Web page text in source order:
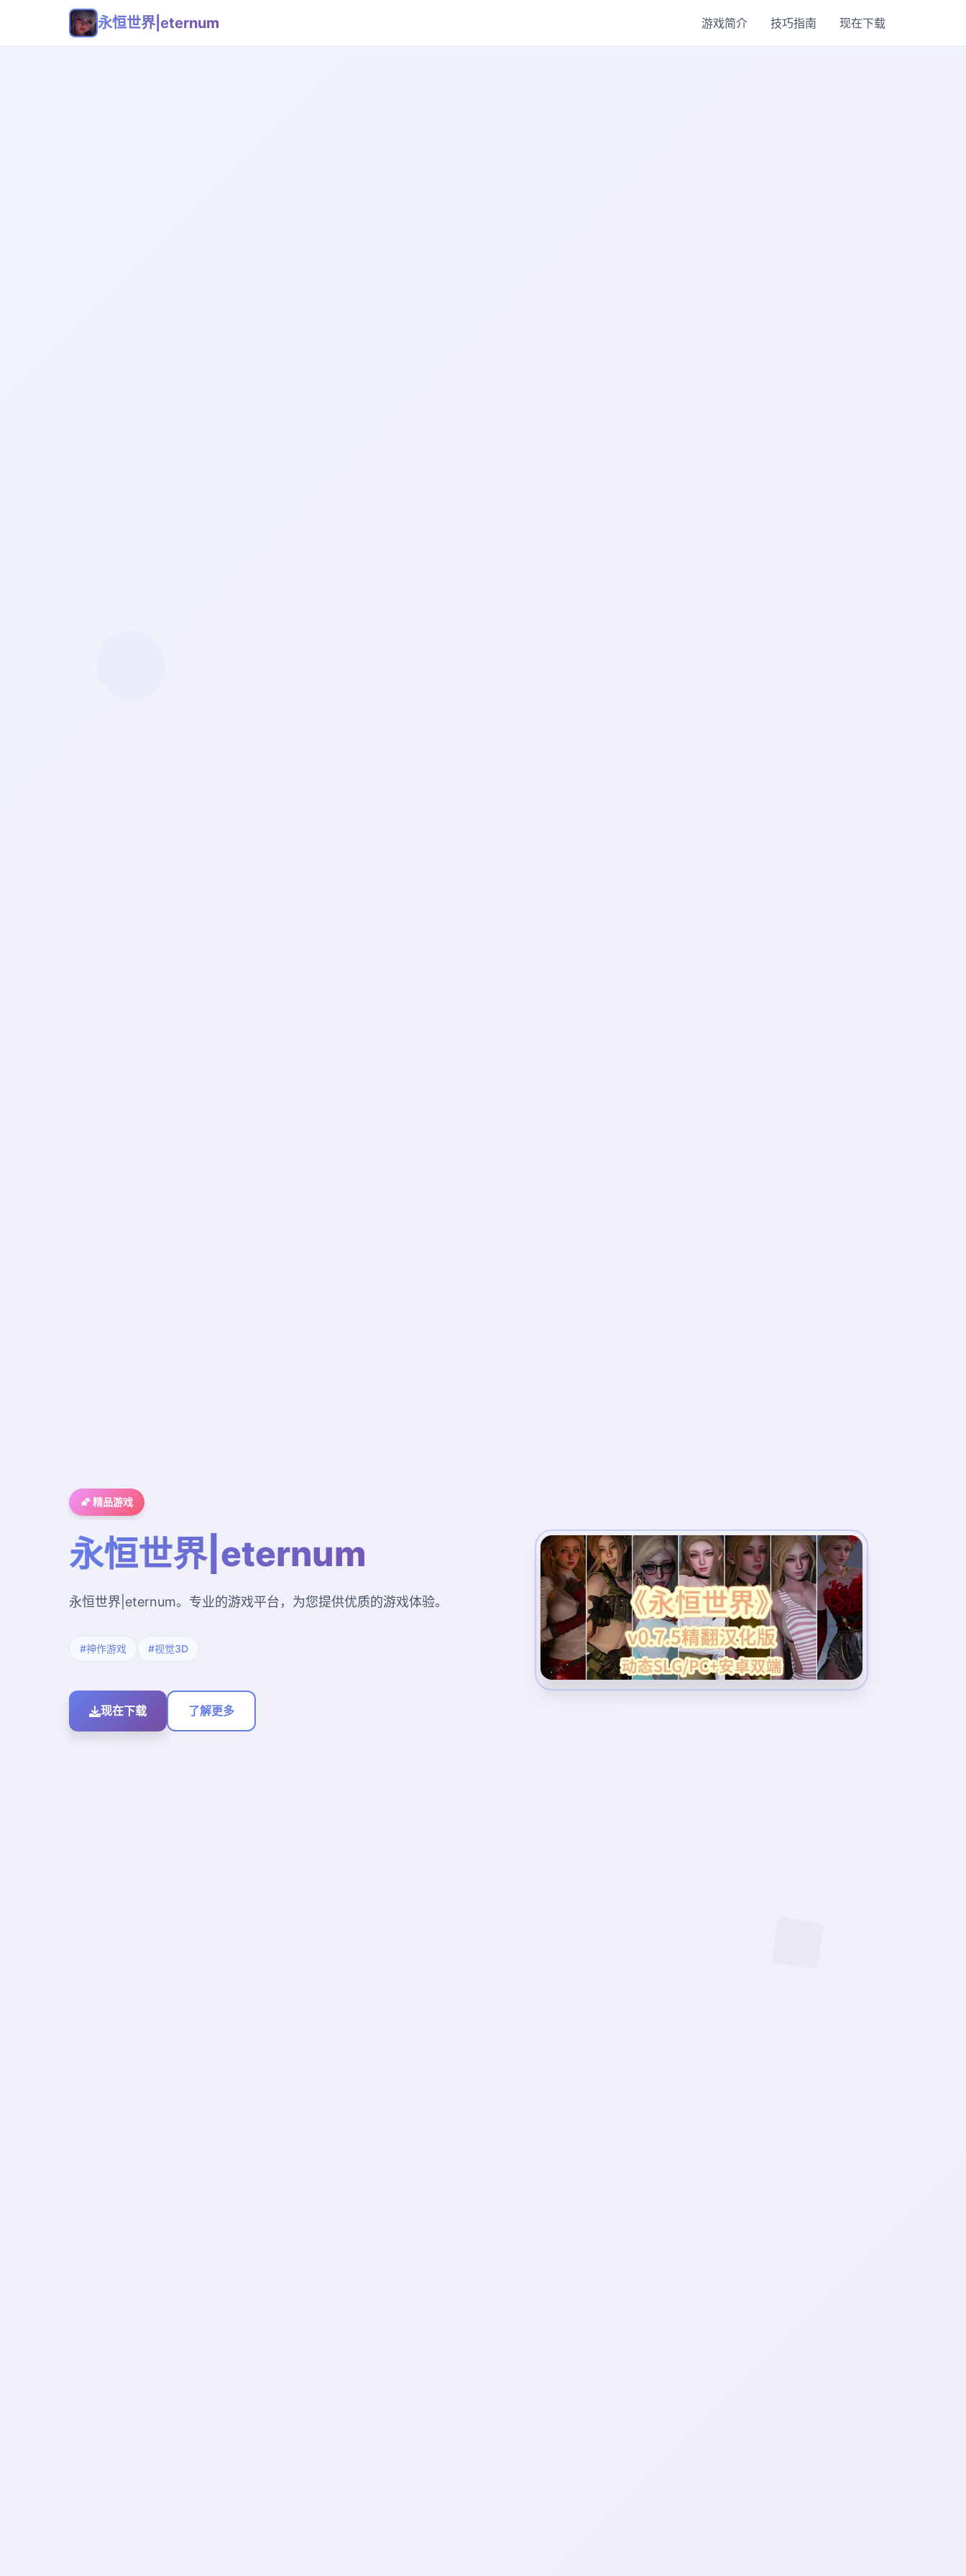
永恒世界|eternum 游戏简介 技巧指南 现在下载
🌠 精品游戏
永恒世界|eternum
永恒世界|eternum。专业的游戏平台，为您提供优质的游戏体验。
#神作游戏 #视觉3D
现在下载 了解更多